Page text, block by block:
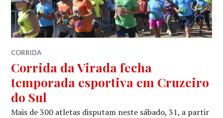
CORRIDA
Corrida da Virada fecha
temporada esportiva em Cruzeiro
do Sul
Mais de 300 atletas disputam neste sábado, 31, a partir